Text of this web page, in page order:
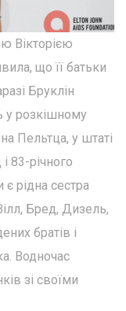
Вікторією
що її батьки
Бруклін
у розкішному
Пельтца, у штаті
83-річного
рідна сестра
Бред, Дизель,
братів і
Водночас
зі своїми